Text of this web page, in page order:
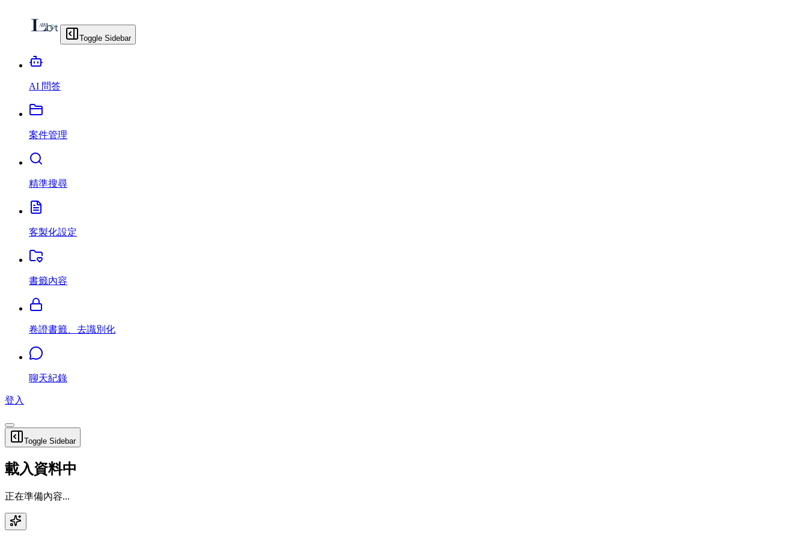
Toggle Sidebar
AI 問答
案件管理
精準搜尋
客製化設定
書籤內容
卷證書籤、去識別化
聊天紀錄
登入
Toggle Sidebar
載入資料中
正在準備內容...